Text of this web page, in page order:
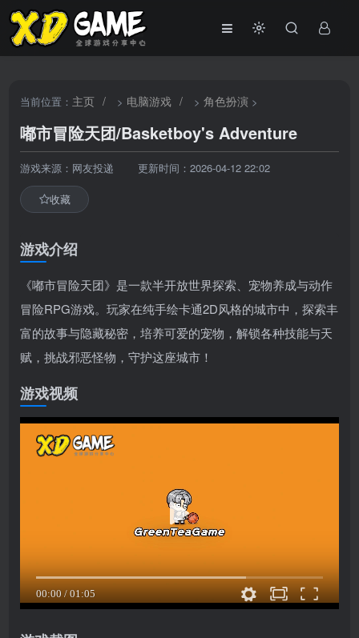
当前位置： 主页 / > 电脑游戏 / >角色扮演 >
嘟市冒险天团/Basketboy's Adventure
游戏来源：网友投递 更新时间：2026-04-12 22:02
收藏
游戏介绍
《嘟市冒险天团》是一款半开放世界探索、宠物养成与动作
冒险RPG游戏。玩家在纯手绘卡通2D风格的城市中，探索丰
富的故事与隐藏秘密，培养可爱的宠物，解锁各种技能与天
赋，挑战邪恶怪物，守护这座城市！
游戏视频